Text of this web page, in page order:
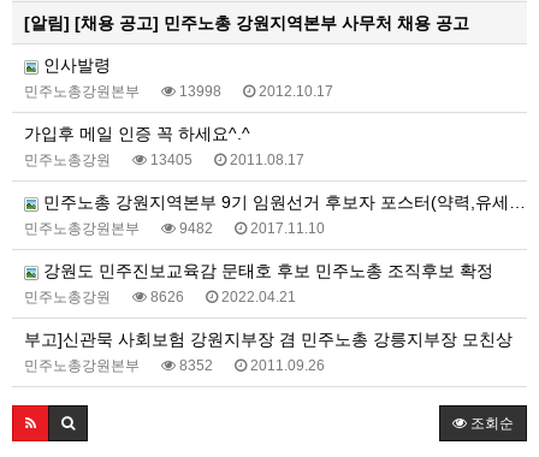
[알림] [채용 공고] 민주노총 강원지역본부 사무처 채용 공고
인사발령
민주노총강원본부 13998 2012.10.17
가입후 메일 인증 꼭 하세요^.^
민주노총강원 13405 2011.08.17
민주노총 강원지역본부 9기 임원선거 후보자 포스터(약력,유세일정)
민주노총강원본부 9482 2017.11.10
강원도 민주진보교육감 문태호 후보 민주노총 조직후보 확정
민주노총강원 8626 2022.04.21
부고]신관묵 사회보험 강원지부장 겸 민주노총 강릉지부장 모친상
민주노총강원본부 8352 2011.09.26
조회순